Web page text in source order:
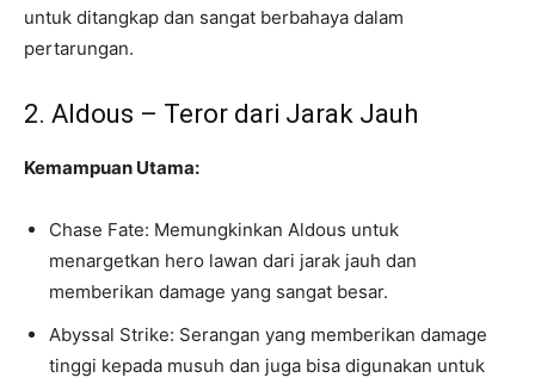
untuk ditangkap dan sangat berbahaya dalam
pertarungan.
2. Aldous – Teror dari Jarak Jauh
Kemampuan Utama:
Chase Fate: Memungkinkan Aldous untuk
menargetkan hero lawan dari jarak jauh dan
memberikan damage yang sangat besar.
Abyssal Strike: Serangan yang memberikan damage
tinggi kepada musuh dan juga bisa digunakan untuk